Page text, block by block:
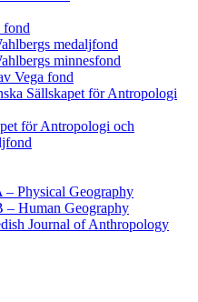
fond
medaljfond
minnesfond
Vega fond
Sällskapet för Antropologi
för Antropologi och
– Physical Geography
– Human Geography
Journal of Anthropology